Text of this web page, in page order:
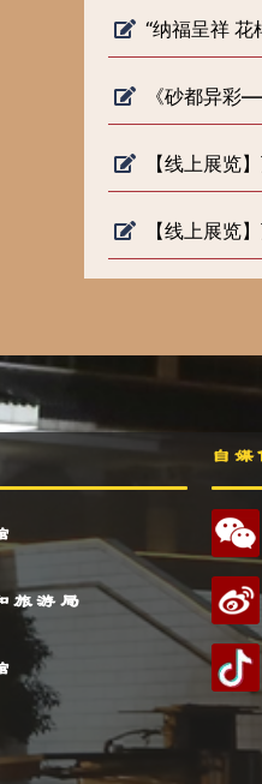
“纳福呈祥 花样
《砂都异彩——
【线上展览】
【线上展览】
旅游局
自媒